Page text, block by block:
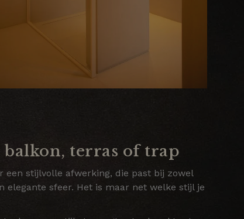
balkon, terras of trap
stijlvolle afwerking, die past bij zowel
sfeer. Het is maar net welke stijl je